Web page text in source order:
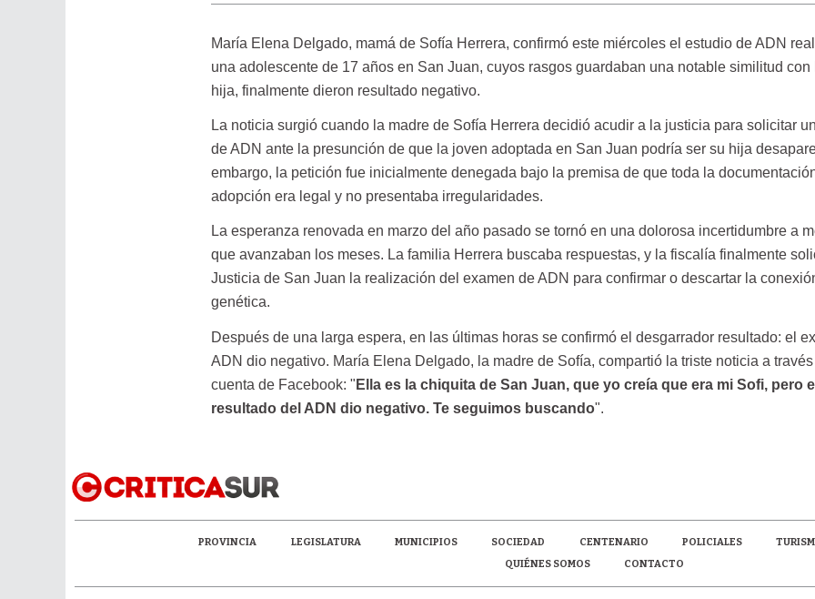
María Elena Delgado, mamá de Sofía Herrera, confirmó este miércoles el estudio de ADN
una adolescente de 17 años en San Juan, cuyos rasgos guardaban una notable similitud con
hija, finalmente dieron resultado negativo.
La noticia surgió cuando la madre de Sofía Herrera decidió acudir a la justicia para solicitar
de ADN ante la presunción de que la joven adoptada en San Juan podría ser su hija
embargo, la petición fue inicialmente denegada bajo la premisa de que toda la
adopción era legal y no presentaba irregularidades.
La esperanza renovada en marzo del año pasado se tornó en una dolorosa incertidumbre a
que avanzaban los meses. La familia Herrera buscaba respuestas, y la fiscalía finalmente
Justicia de San Juan la realización del examen de ADN para confirmar o descartar la
genética.
Después de una larga espera, en las últimas horas se confirmó el desgarrador resultado: el
ADN dio negativo. María Elena Delgado, la madre de Sofía, compartió la triste noticia a
cuenta de Facebook: " Ella es la chiquita de San Juan, que yo creía que era mi Sofi, pero el
resultado del ADN dio negativo. Te seguimos buscando".
PROVINCIA LEGISLATURA MUNICIPIOS SOCIEDAD CENTENARIO POLICIALES
QUIÉNES SOMOS
CONTACTO